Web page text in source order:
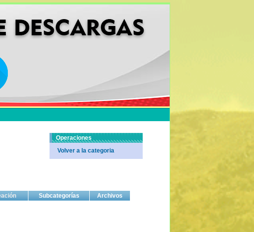
Subcategorías Archivos
Operaciones
Volver a la categoria